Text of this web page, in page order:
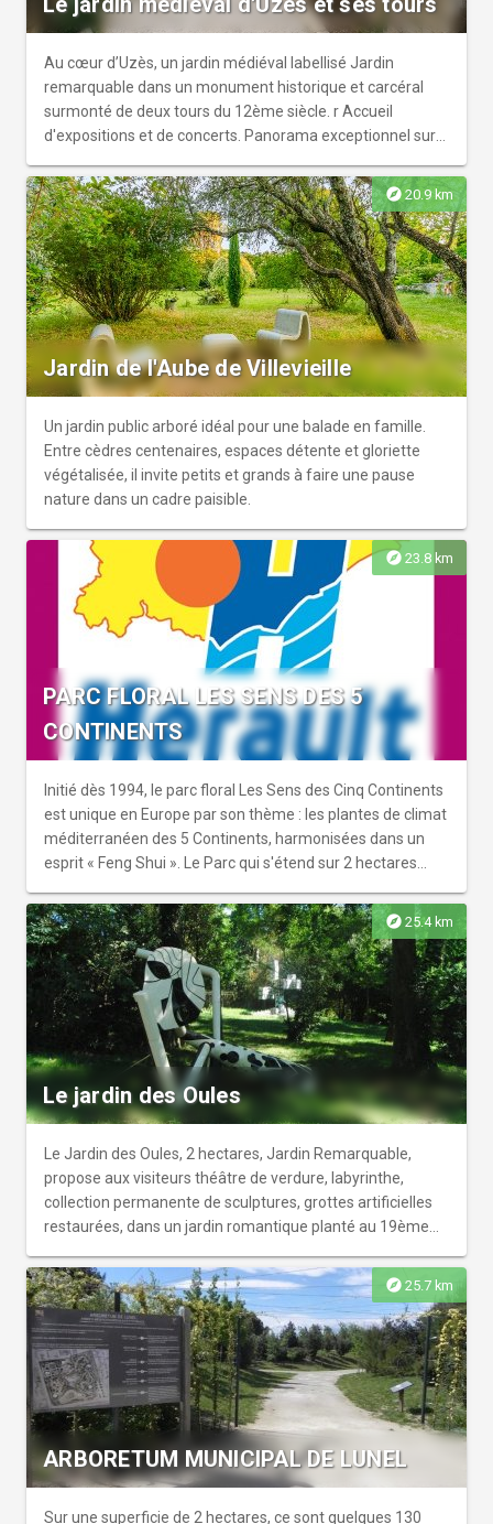
Au cœur d’Uzès, un jardin médiéval labellisé Jardin
remarquable dans un monument historique et carcéral
surmonté de deux tours du 12ème siècle. r Accueil
d'expositions et de concerts. Panorama exceptionnel sur
explore 20.9 km
Jardin de l'Aube de Villevieille
Un jardin public arboré idéal pour une balade en famille.
Entre cèdres centenaires, espaces détente et gloriette
végétalisée, il invite petits et grands à faire une pause
nature dans un cadre paisible.
explore 23.8 km
PARC FLORAL LES SENS DES 5
CONTINENTS
Initié dès 1994, le parc floral Les Sens des Cinq Continents
est unique en Europe par son thème : les plantes de climat
méditerranéen des 5 Continents, harmonisées dans un
esprit « Feng Shui ». Le Parc qui s'étend sur 2 hectares
raisonnée. Il jouxte une serre d’évènements, ouverte à la
location, pouvant accueillir salons, expositions,
conférences, workshops, marchés, évènements sportifs...
Une boutique permet l'achat de plants et autres produits
comme nos Élixirs (macération de plantes d’ornement
comestibles dans du vin blanc) que vous pourrez bien
entendu déguster. Les pique-niques sont possibles sur
réservation les camping-caristes bienvenus pour une nuit.
Parc ouvert toute l'année (dimanches et jours fériés, nous
consulter) et accessible aux personnes à mobilité réduite.
explore 25.4 km
Le jardin des Oules
Le Jardin des Oules, 2 hectares, Jardin Remarquable,
propose aux visiteurs théâtre de verdure, labyrinthe,
collection permanente de sculptures, grottes artificielles
restaurées, dans un jardin romantique planté au 19ème
explore 25.7 km
ARBORETUM MUNICIPAL DE LUNEL
Sur une superficie de 2 hectares, ce sont quelques 130